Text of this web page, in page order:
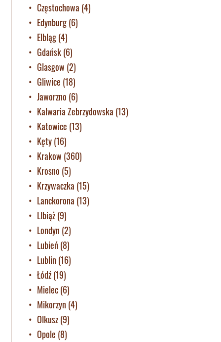
Częstochowa (4)
Edynburg(6)
Elbląg(4)
Gdańsk(6)
Glasgow (2)
Gliwice (18)
Jaworzno (6)
Kalwaria Zebrzydowska (13)
Katowice (13)
Kęty(16)
Krakow (360)
Krosno (5)
Krzywaczka (15)
Lanckorona (13)
LIbiąż(9)
Londyn (2)
Lubień (8)
Lublin (16)
Łódź(19)
Mielec(6)
Mikorzyn (4)
Olkusz(9)
Opole (8)